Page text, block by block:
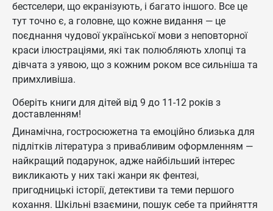
бестселери, що екранізують, і багато іншого. Все це
тут точно є, а головне, що кожне видання — це
поєднання чудової української мови з неповторної
краси ілюстраціями, які так полюбляють хлопці та
дівчата з уявою, що з кожним роком все сильніша та
примхливіша.
Оберіть книги для дітей від 9 до 11-12 років з
доставленням!
Динамічна, гостросюжетна та емоційно близька для
підлітків література з привабливим оформленням —
найкращий подарунок, адже найбільший інтерес
викликають у них такі жанри як фентезі,
пригодницькі історії, детективи та теми першого
кохання. Шкільні взаємини, пошук себе та прийняття